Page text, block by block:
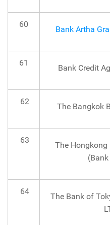
60
Bank Artha
61
Bank Credit
62
The Bangkok
63
The Hongkong
(Bank
64
The Bank of